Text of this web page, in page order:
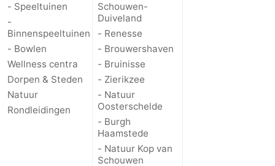
- Speeltuinen
-
Binnenspeeltuinen
- Bowlen
Wellness centra
Dorpen & Steden
Natuur
Rondleidingen
Schouwen-
Duiveland
- Renesse
- Brouwershaven
- Bruinisse
- Zierikzee
- Natuur
Oosterschelde
- Burgh
Haamstede
- Natuur Kop van
Schouwen